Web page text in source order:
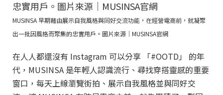
MUSINSA 早期藉由展示自我風格與同好交流功能，在經營電商前，就凝聚
出一批因風格而聚集的忠實用戶。圖片來源｜MUSINSA官網
在人人都還沒有 Instagram 可以分享 「#OOTD」 的年
代，MUSINSA 是年輕人認識流行、尋找穿搭靈感的重要
窗口，每天上線瀏覽街拍、展示自我風格並與同好交